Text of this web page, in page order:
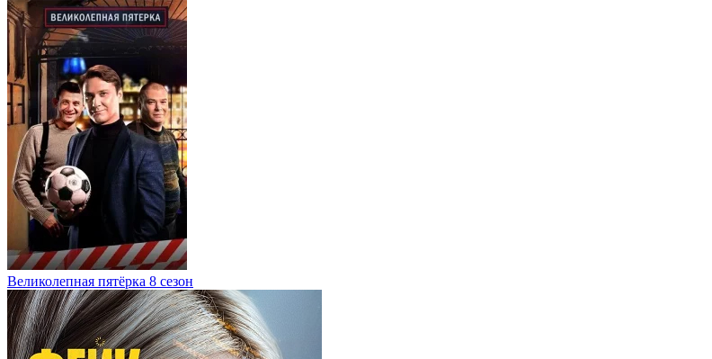
Великолепная пятёрка 8 сезон